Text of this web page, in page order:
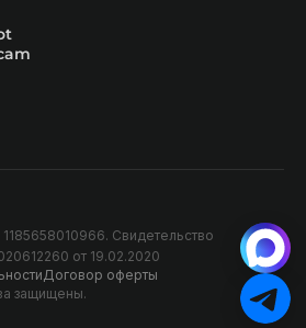
Свидетельство
от 19.02.2020
Договор оферты
защищены.